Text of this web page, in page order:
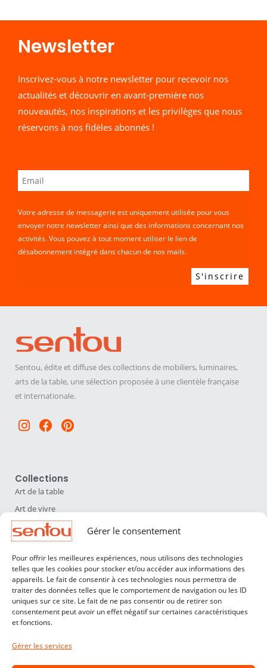
Gérer le consentement
Pour offrir les meilleures expériences, nous utilisons des technologies
telles que les cookies pour stocker et/ou accéder aux informations des
appareils. Le fait de consentir à ces technologies nous permettra de
traiter des données telles que le comportement de navigation ou les ID
uniques sur ce site. Le fait de ne pas consentir ou de retirer son
consentement peut avoir un effet négatif sur certaines caractéristiques
et fonctions.
Gérer les services
Newsletter​
Inscrivez-vous à notre newsletter pour recevoir nos
actualités et découvrir en avant-première nos
nouveautés, nos inspirations et les privilèges que nous
réservons à nos fidèles abonnés !
Votre adresse de messagerie est uniquement utilisée pour vous
envoyer notre newsletter ainsi que des informations concernant nos
activités. Vous pouvez à tout moment utiliser le lien de
désabonnement intégré dans chacun de nos mails.
Sentou, édite et diffuse des collections de mobiliers, luminaires,
arts de la table, une sélection proposée à une clientèle française
et internationale.
Instagram
Facebook
Pinterest
Collections
Art de la table
Art de vivre
Déco
Luminaires
Mobilier
Sentou
Qui sommes nous ?
Nos designers